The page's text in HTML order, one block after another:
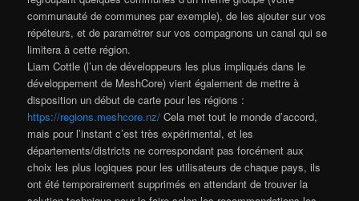
communauté de communes par exemple), de les ajouter sur vos
répéteurs, et de paramétrer sur vos compagnons un canal qui se
limitera à cette région.
Liam Cottle (l’un de développeurs les plus impliqués dans le
développement de MeshCore) vient également de mettre à
disposition un début de carte pour les régions :
https://regions.meshcore.nz/ Cela met tout le monde d’accord,
mais pour l’instant c’est très expérimental, et les
départements/districts ne correspondant pas forcément aux
choix les plus logiques pour les utilisateurs de chaque pays, ils
ont été temporairement supprimés en attendant de trouver la